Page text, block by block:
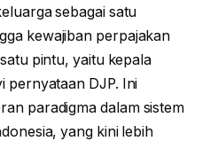
sebagai satu
kewajiban perpajakan
pintu, yaitu kepala
pernyataan DJP. Ini
paradigma dalam sistem
yang kini lebih